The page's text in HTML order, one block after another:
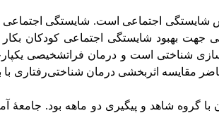
اجتماعی است. شایستگی اجتماعی
جهت بهبود شایستگی اجتماعی کودکان
شناختی است و درمان فراتشخیصی
مقایسه اثربخشی درمان شناختی‌رفتاری
گروه شاهد و پیگیری دو ماهه بود. جامعۀ